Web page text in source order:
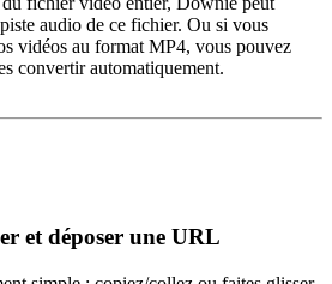
audio de ce fichier. Ou si vous
vidéos au format MP4, vous pouvez
convertir automatiquement.
et déposer une URL